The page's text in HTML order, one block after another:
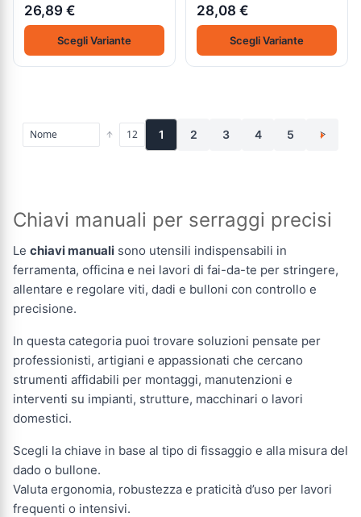
26,89 €
Scegli Variante
28,08 €
Scegli Variante
1 2 3 4 5 >
Chiavi manuali per serraggi precisi
Le chiavi manuali sono utensili indispensabili in
ferramenta, officina e nei lavori di fai-da-te per stringere,
allentare e regolare viti, dadi e bulloni con controllo e
precisione.
In questa categoria puoi trovare soluzioni pensate per
professionisti, artigiani e appassionati che cercano
strumenti affidabili per montaggi, manutenzioni e
interventi su impianti, strutture, macchinari o lavori
domestici.
Scegli la chiave in base al tipo di fissaggio e alla misura del
dado o bullone.
Valuta ergonomia, robustezza e praticità d’uso per lavori
frequenti o intensivi.